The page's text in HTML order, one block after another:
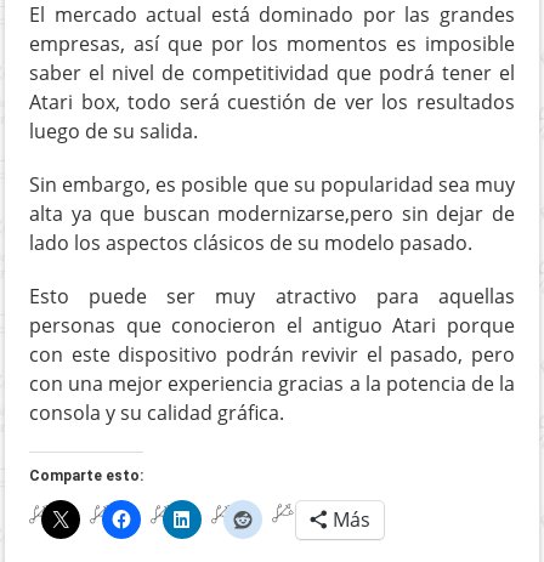
El mercado actual está dominado por las grandes
empresas, así que por los momentos es imposible
saber el nivel de competitividad que podrá tener el
Atari box, todo será cuestión de ver los resultados
luego de su salida.
Sin embargo, es posible que su popularidad sea muy
alta ya que buscan modernizarse,pero sin dejar de
lado los aspectos clásicos de su modelo pasado.
Esto puede ser muy atractivo para aquellas
personas que conocieron el antiguo Atari porque
con este dispositivo podrán revivir el pasado, pero
con una mejor experiencia gracias a la potencia de la
consola y su calidad gráfica.
Comparte esto:
Más